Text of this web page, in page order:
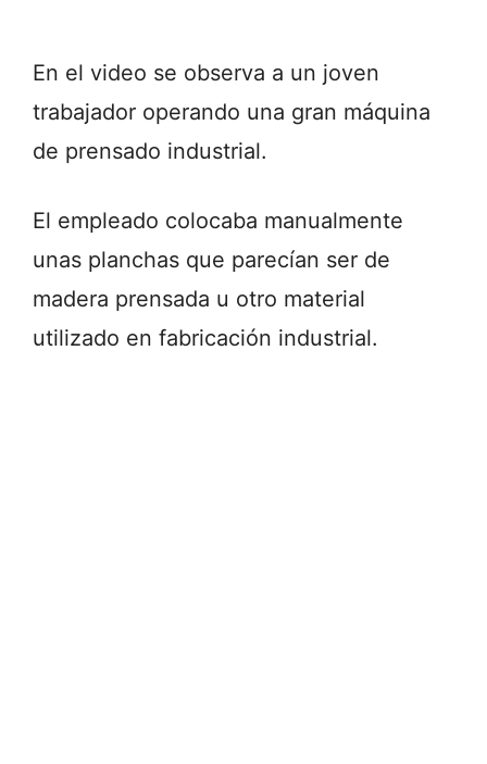
En el video se observa a un joven
trabajador operando una gran máquina
de prensado industrial.
El empleado colocaba manualmente
unas planchas que parecían ser de
madera prensada u otro material
utilizado en fabricación industrial.